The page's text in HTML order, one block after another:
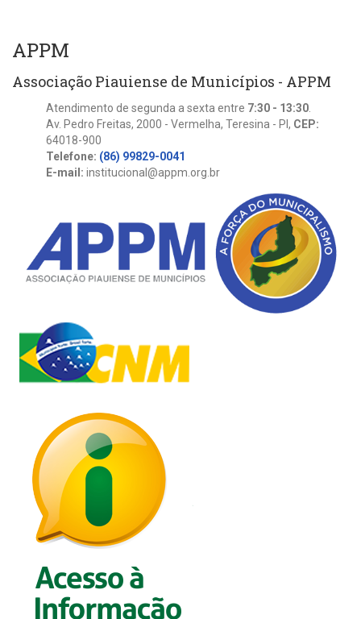
APPM
Associação Piauiense de Municípios - APPM
Atendimento de segunda a sexta entre 7:30 - 13:30
Av. Pedro Freitas, 2000 - Vermelha, Teresina - PI, CEP:
64018-900
Telefone: (86) 99829-0041
E-mail: institucional@appm.org.br